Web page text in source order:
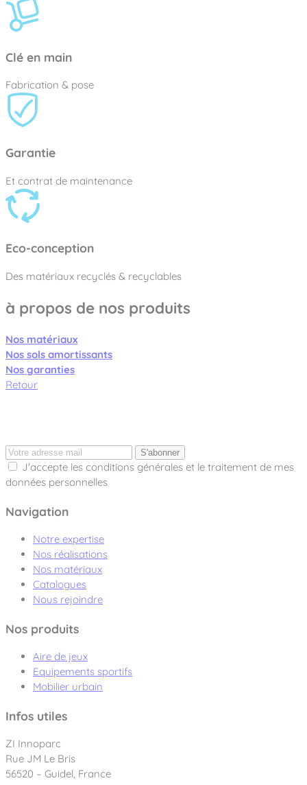
Clé en main
Fabrication & pose
Garantie
Et contrat de maintenance
Eco-conception
Des matériaux recyclés & recyclables
à propos de nos produits
Nos matériaux
Nos sols amortissants
Nos garanties
Retour
S'abonner
J'accepte les conditions générales et le traitement de mes
données personnelles
Navigation
Notre expertise
Nos réalisations
Nos matériaux
Catalogues
Nous rejoindre
Nos produits
Aire de jeux
Equipements sportifs
Mobilier urbain
Infos utiles
ZI Innoparc
Rue JM Le Bris
56520 – Guidel, France